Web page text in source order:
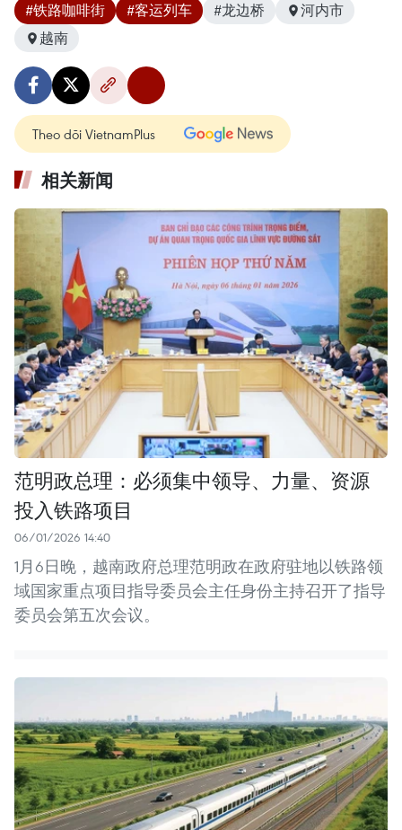
#铁路咖啡街 #客运列车 #龙边桥
河内市
越南
Theo dõi VietnamPlus
相关新闻
范明政总理：必须集中领导、力量、资源
投入铁路项目
06/01/2026 14:40
1月6日晚，越南政府总理范明政在政府驻地以铁路领
域国家重点项目指导委员会主任身份主持召开了指导
委员会第五次会议。